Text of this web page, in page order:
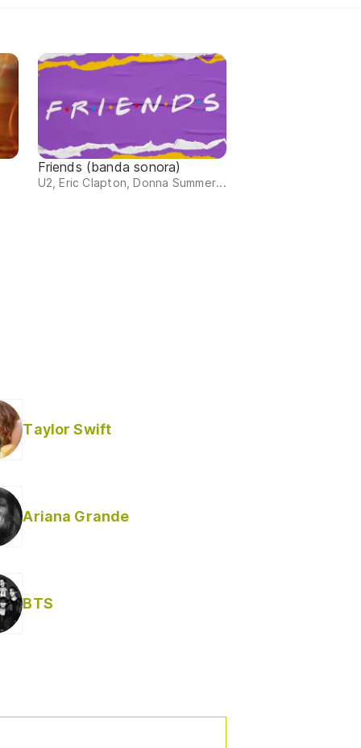
Friends (banda sonora)
U2, Eric Clapton, Donna Summer...
[explícita]
Taylor Swift
Ariana Grande
BTS